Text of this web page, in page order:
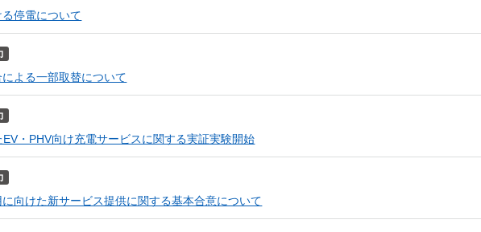
停電について
よる一部取替について
・PHV向け充電サービスに関する実証実験開始
向けた新サービス提供に関する基本合意について